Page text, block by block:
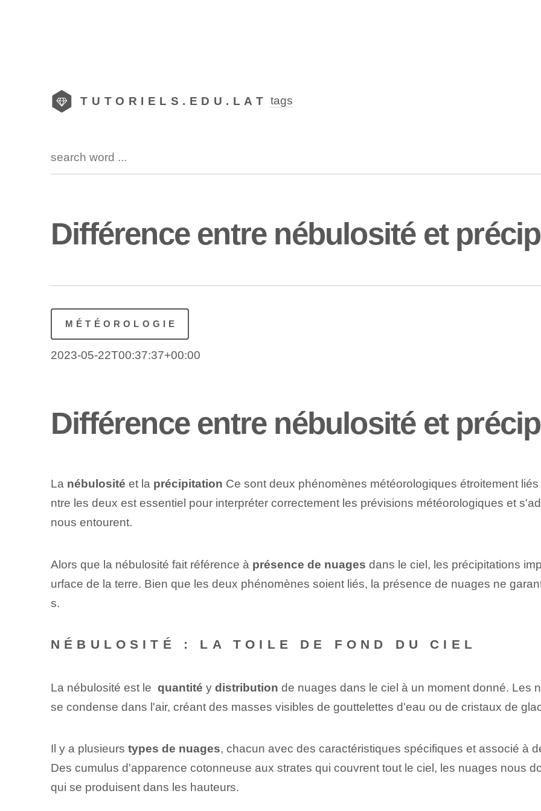
TUTORIELS.EDU.LAT tags
Différence entre nébulosité et
MÉTÉOROLOGIE
2023-05-22T00:37:37+00:00
Différence entre nébulosité et
La nébulosité et la précipitation Ce sont deux phénomènes météorologiques étroitement
ntre les deux est essentiel pour interpréter correctement les prévisions météorologiques et
nous entourent.
Alors que la nébulosité fait référence à présence de nuages dans le ciel, les précipitations
urface de la terre. Bien que les deux phénomènes soient liés, la présence de nuages ​​ne
s.
NÉBULOSITÉ : LA TOILE DE FOND DU CIEL
La nébulosité est le ⁣ quantité y distribution de nuages ​​dans le ciel à un moment donné. Les
se condense dans l'air, créant des masses visibles de gouttelettes d'eau ou de cristaux de
Il y a plusieurs types de nuages, chacun avec des caractéristiques spécifiques et associé à
Des cumulus d'apparence cotonneuse aux strates qui couvrent tout le ciel, les nuages ​​nous
qui se produisent dans les hauteurs.